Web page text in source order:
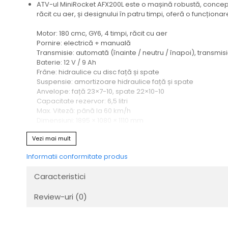
TransmisieATV-ul MiniRocket AFX200L este o mașină robustă,
răcit cu aer, și designului în patru timpi, oferă o
Motor: 180 cmc, GY6, 4 timpi, răcit cu aer
Pornire: electrică + manuală
Transmisie: automată (înainte / neutru / înapoi),
Baterie: 12 V / 9 Ah
Frâne: hidraulice cu disc față și spate
Suspensie: amortizoare hidraulice față și spate
Anvelope: față 23×7-10, spate 22×10-10
Capacitate rezervor: 6,5 litri
Max. Viteză: până la 60 km/h
Înălțimea șeii: 820 mm
Ampatament: 1225 mm
Ambalaj: carton 169,5 × 112 × 84 cm
Vezi mai mult
Informatii conformitate produs
Caracteristici
Review-uri (0)